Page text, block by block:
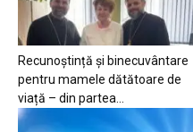
Recunoștință și binecuvântare
pentru mamele dătătoare de
viață – din partea...